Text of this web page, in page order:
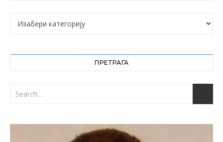
Категорије
ПРЕТРАГА